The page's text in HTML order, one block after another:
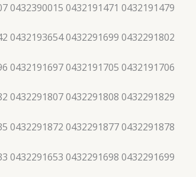
0432390015 0432191471 0432191479
0432193654 0432291699 0432291802
0432191697 0432191705 0432191706
0432291807 0432291808 0432291829
0432291872 0432291877 0432291878
0432291653 0432291698 0432291699